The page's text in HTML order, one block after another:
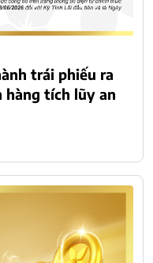
trái phiếu ra
hàng tích lũy an